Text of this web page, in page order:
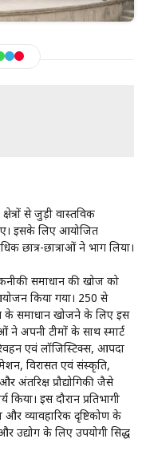
से जुड़ी वास्तविक
इसके लिए आयोजित
छात्र-छात्राओं ने भाग लिया।
समाधान की खोज को
किया गया। 250 से
के समाधान खोजने के लिए इस
ने अपनी टीमों के साथ स्मार्ट
एवं लॉजिस्टिक्स, आपदा
विरासत एवं संस्कृति,
अंतरिक्ष प्रौद्योगिकी जैसे
किया। इस दौरान प्रतिभागी
और व्यावहारिक दृष्टिकोण के
उद्योग के लिए उपयोगी सिद्ध